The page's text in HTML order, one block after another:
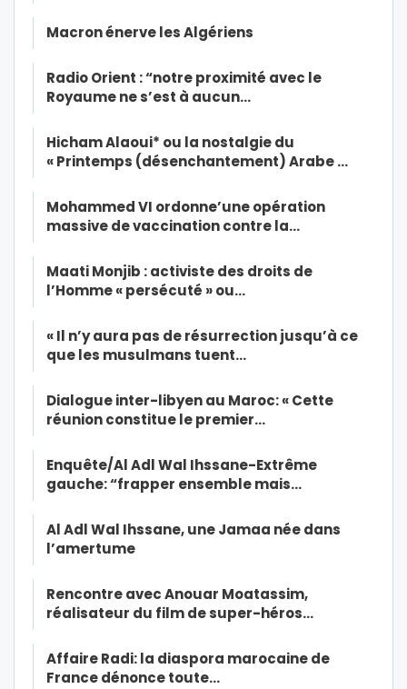
Macron énerve les Algériens
Radio Orient : “notre proximité avec le
Royaume ne s’est à aucun…
Hicham Alaoui* ou la nostalgie du
« Printemps (désenchantement) Arabe …
Mohammed VI ordonne’une opération
massive de vaccination contre la…
Maati Monjib : activiste des droits de
l’Homme « persécuté » ou…
« Il n’y aura pas de résurrection jusqu’à ce
que les musulmans tuent…
Dialogue inter-libyen au Maroc: « Cette
réunion constitue le premier…
Enquête/Al Adl Wal Ihssane-Extrême
gauche: “frapper ensemble mais…
Al Adl Wal Ihssane, une Jamaa née dans
l’amertume
Rencontre avec Anouar Moatassim,
réalisateur du film de super-héros…
Affaire Radi: la diaspora marocaine de
France dénonce toute…